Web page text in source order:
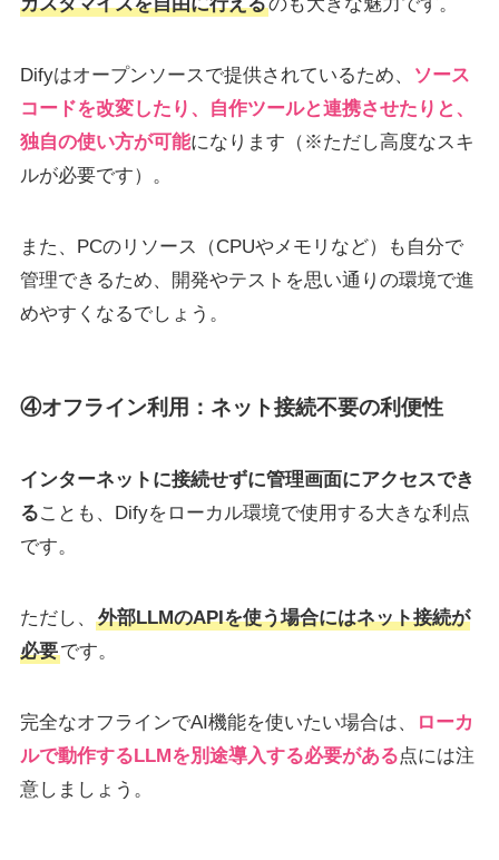
Difyはオープンソースで提供されているため、
ソース
コードを改変したり、自作ツールと連携させたりと、
独自の使い方が可能になります（※ただし高度なスキ
ルが必要です）。
また、PCのリソース（CPUやメモリなど）も自分で
管理できるため、開発やテストを思い通りの環境で進
めやすくなるでしょう。
④オフライン利用：ネット接続不要の利便性
インターネットに接続せずに管理画面にアクセスでき
ることも、Difyをローカル環境で使用する大きな利点
です。
ただし、
外部LLMのAPIを使う場合にはネット接続が
必要です。
完全なオフラインでAI機能を使いたい場合は、
ローカ
ルで動作するLLMを別途導入する必要がある点には注
意しましょう。